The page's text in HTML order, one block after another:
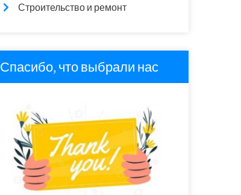
Строительство и ремонт
Спасибо, что выбрали нас